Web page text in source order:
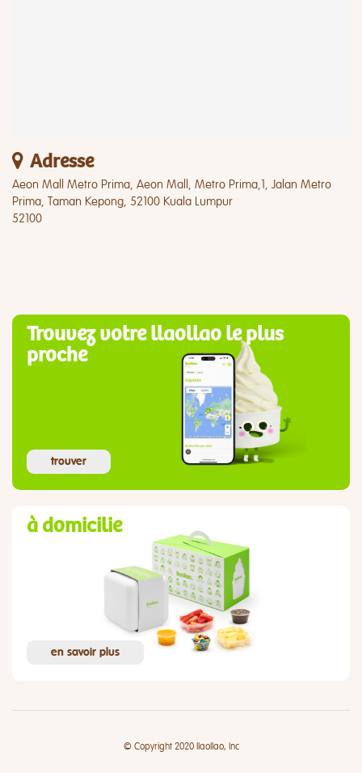
Adresse
Aeon Mall Metro Prima, Aeon Mall, Metro Prima,1, Jalan Metro
Prima, Taman Kepong, 52100 Kuala Lumpur
52100
Trouvez votre llaollao le plus
proche
trouver
à domicilie
en savoir plus
© Copyright 2020 llaollao, Inc